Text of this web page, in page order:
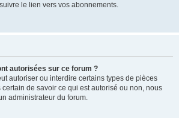
le lien vers vos abonnements.
autorisées sur ce forum ?
autoriser ou interdire certains types de pièces
certain de savoir ce qui est autorisé ou non, nous
administrateur du forum.